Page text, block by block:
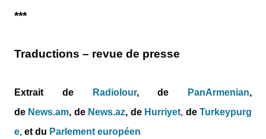
***
Traductions – revue de presse
Extrait de Radiolour, de PanArmenian,
de News.am, de News.az, de Hurriyet, deTurkeypurg
e, et du Parlement européen